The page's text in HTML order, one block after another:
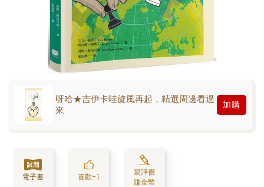
呀哈★吉伊卡哇旋風再起，精選周邊看過
來
加購
電子書 喜歡+1
寫評價
賺金幣